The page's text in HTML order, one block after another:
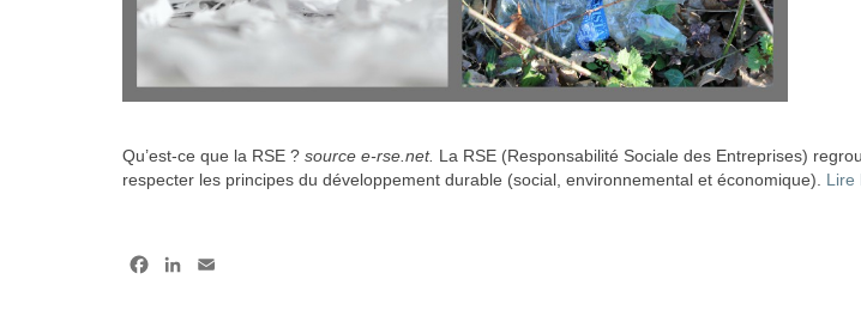
Qu’est-ce que la RSE ? source e-rse.net. La RSE (Responsabilité Sociale des Entreprises)
respecter les principes du développement durable (social, environnemental et économique). Lire
Facebook
LinkedIn